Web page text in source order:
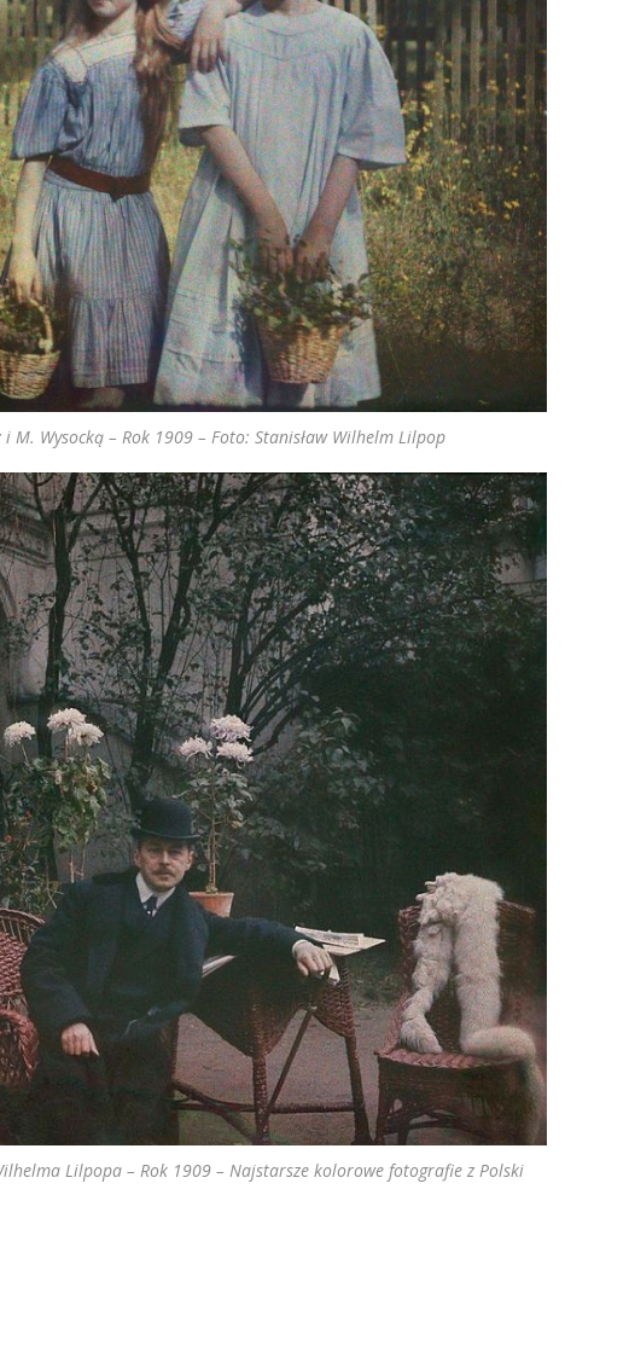
i M. Wysocką – Rok 1909 – Foto: Stanisław Wilhelm Lilpop
Lilpopa – Rok 1909 – Najstarsze kolorowe fotografie z Polski